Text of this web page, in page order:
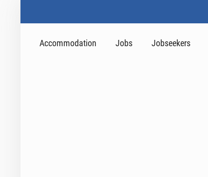
Accommodation Jobs Jobseekers